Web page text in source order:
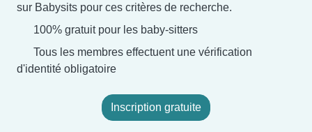
sur Babysits pour ces critères de recherche.
100% gratuit pour les baby-sitters
Tous les membres effectuent une vérification
d'identité obligatoire
Inscription gratuite